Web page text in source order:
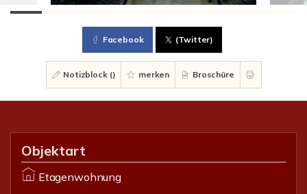
Facebook (Twitter)
Notizblock () merken Broschüre
Objektart
Etagenwohnung